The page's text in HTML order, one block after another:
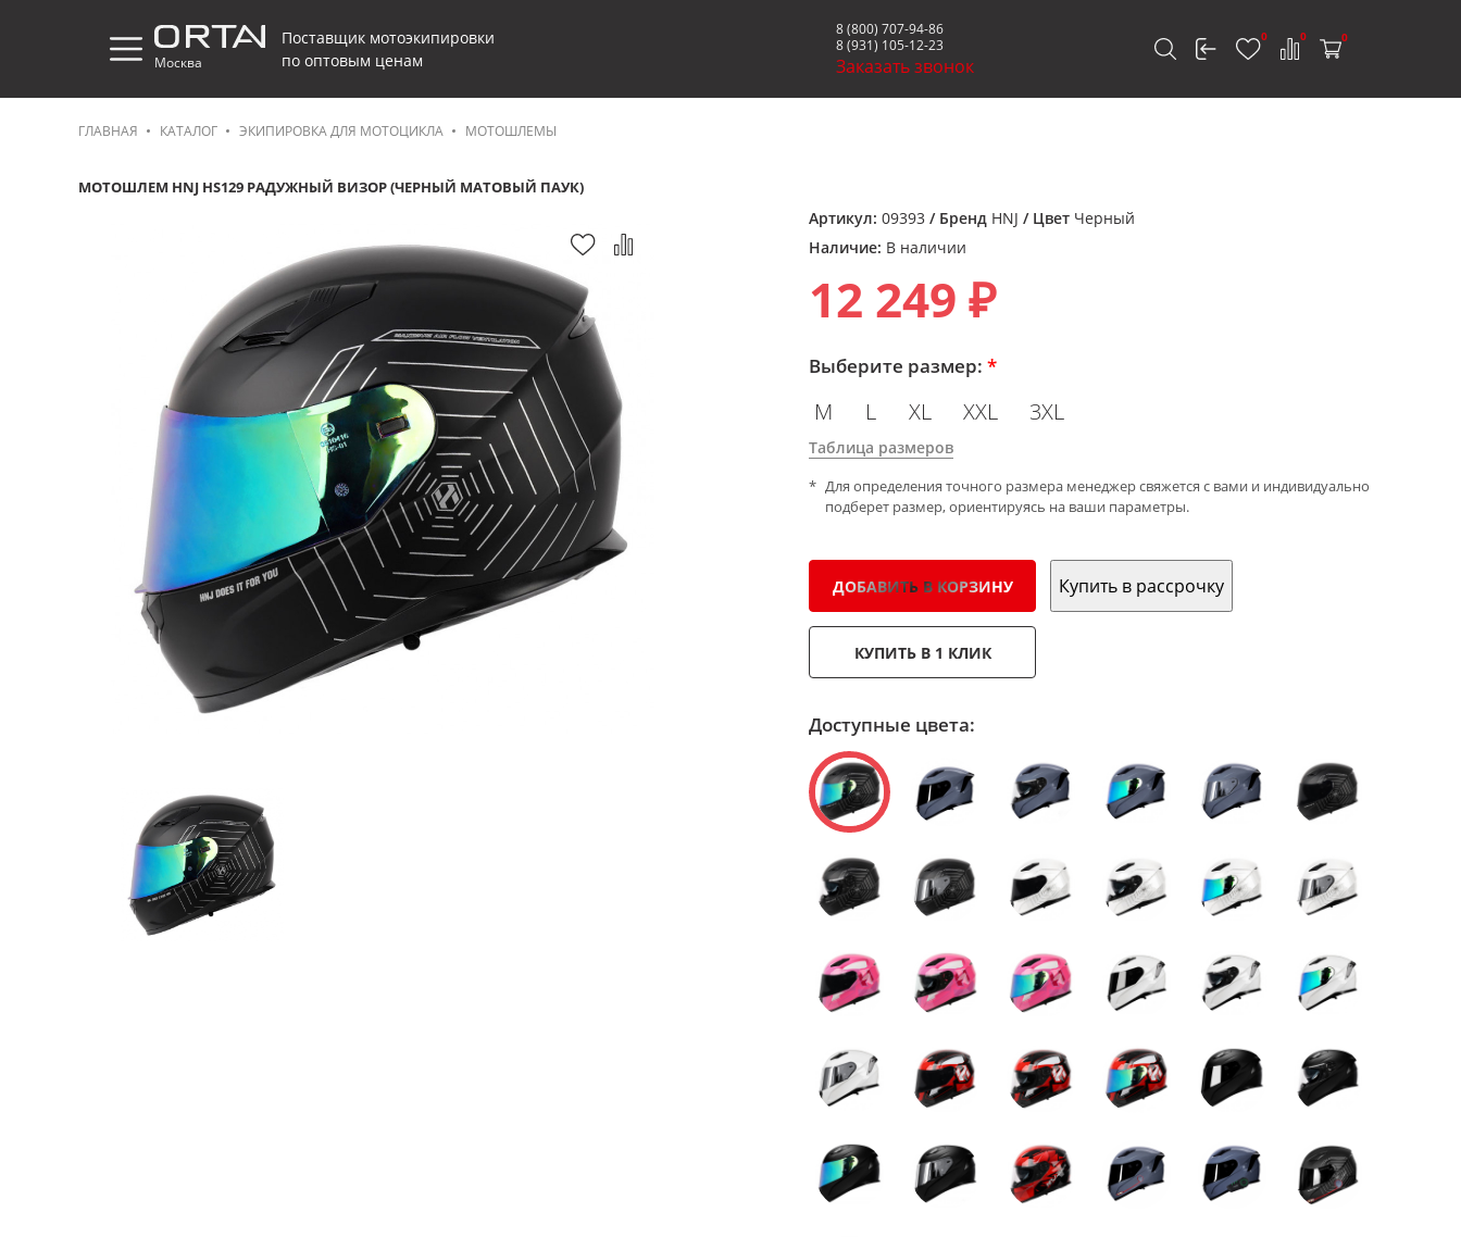
Москва
Поставщик мотоэкипировки
по оптовым ценам
8 (800) 707-94-86
8 (931) 105-12-23
Заказать звонок
0 0 0
ГЛАВНАЯ КАТАЛОГ ЭКИПИРОВКА ДЛЯ МОТОЦИКЛА МОТОШЛЕМЫ
МОТОШЛЕМ HNJ HS129 РАДУЖНЫЙ ВИЗОР (ЧЕРНЫЙ МАТОВЫЙ ПАУК)
Артикул: 09393 / Бренд HNJ / Цвет Черный
Наличие: В наличии
12 249 ₽
Выберите размер: *
M L XL XXL 3XL
Таблица размеров
Для определения точного размера менеджер свяжется с вами и индивидуально
подберет размер, ориентируясь на ваши параметры.
ДОБАВИТЬ В КОРЗИНУ Купить в рассрочку
КУПИТЬ В 1 КЛИК
Доступные цвета: